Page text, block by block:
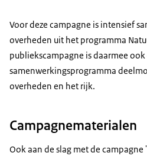
Voor deze campagne is intensief
overheden uit het programma
publiekscampagne is daarmee
samenwerkingsprogramma
overheden en het rijk.
Campagnematerialen
Ook aan de slag met de